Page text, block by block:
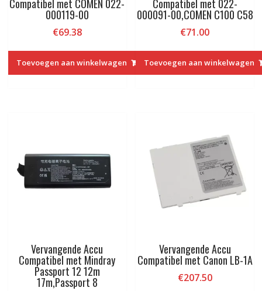
Compatibel met COMEN 022-
000119-00
€69.38
Toevoegen aan winkelwagen
Compatibel met 022-
000091-00,COMEN C100 C58
€71.00
Toevoegen aan winkelwagen
Vervangende Accu
Compatibel met Mindray
Passport 12 12m
17m,Passport 8
Vervangende Accu
Compatibel met Canon LB-1A
€207.50